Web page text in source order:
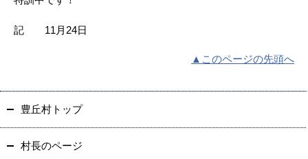
記 11月24日
▲このページの先頭へ
豊丘村トップ
村長のページ